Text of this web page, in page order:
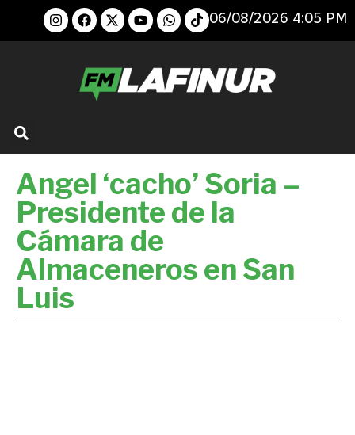
06/08/2026 4:05 PM
Angel ‘cacho’ Soria –
Presidente de la
Cámara de
Almaceneros en San
Luis